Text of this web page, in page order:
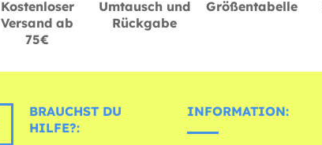
Kostenloser
Versand ab
75€
Umtausch und
Rückgabe
Größentabelle
BRAUCHST DU
HILFE?:
INFORMATION: